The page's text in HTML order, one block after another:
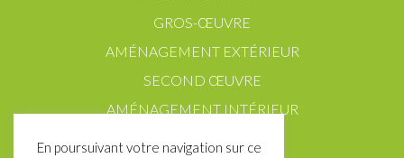
GROS-ŒUVRE
AMÉNAGEMENT EXTÉRIEUR
SECOND ŒUVRE
AMÉNAGEMENT INTÉRIEUR
En poursuivant votre navigation sur ce